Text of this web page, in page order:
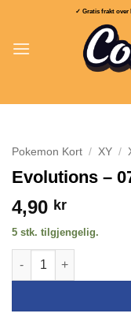
content
✓ Gratis frakt over
Pokemon Kort / XY /
Evolutions –
4,90 kr
5 stk. tilgjengelig.
Evolutions - 071/108 -